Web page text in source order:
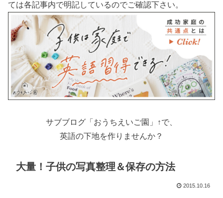
ては各記事内で明記しているのでご確認下さい。
サブブログ「おうちえいご園」↑で、
英語の下地を作りませんか？
大量！子供の写真整理＆保存の方法
2015.10.16